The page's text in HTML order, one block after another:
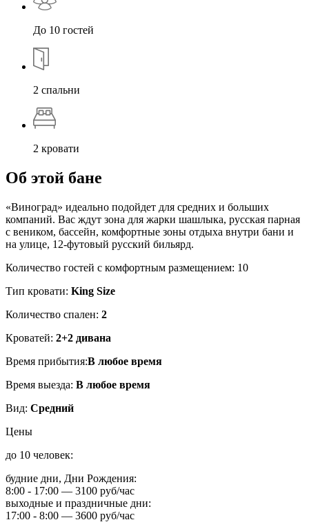
До 10 гостей
2 спальни
2 кровати
Об этой бане
«Виноград» идеально подойдет для средних и больших
компаний. Вас ждут зона для жарки шашлыка, русская парная
с веником, бассейн, комфортные зоны отдыха внутри бани и
на улице, 12-футовый русский бильярд.
Количество гостей с комфортным размещением: 10
Тип кровати: King Size
Количество спален: 2
Кроватей: 2+2 дивана
Время прибытия:В любое время
Время выезда: В любое время
Вид: Средний
Цены
до 10 человек:
будние дни, Дни Рождения:
8:00 - 17:00 — 3100 руб/час
выходные и праздничные дни:
17:00 - 8:00 — 3600 руб/час